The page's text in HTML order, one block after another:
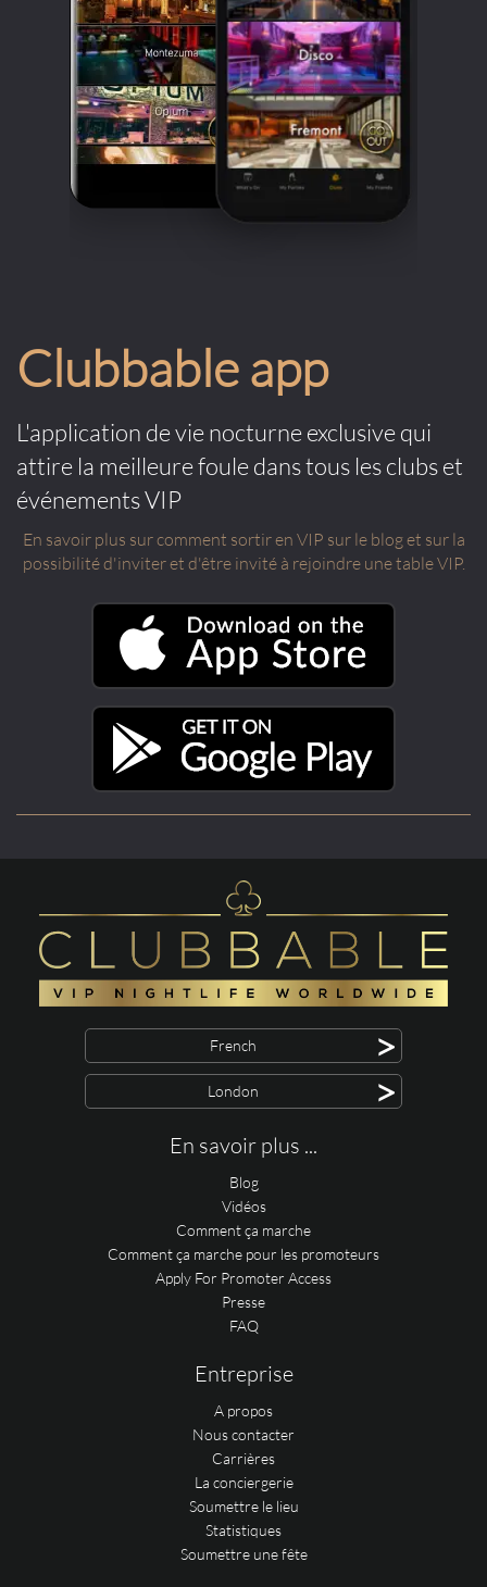
Clubbable app
L'application de vie nocturne exclusive qui
attire la meilleure foule dans tous les clubs et
événements VIP
En savoir plus sur comment sortir en VIP sur le blog et sur la
possibilité d'inviter et d'être invité à rejoindre une table VIP.
French >
London >
En savoir plus ...
Blog
Vidéos
Comment ça marche
Comment ça marche pour les promoteurs
Apply For Promoter Access
Presse
FAQ
Entreprise
A propos
Nous contacter
Carrières
La conciergerie
Soumettre le lieu
Statistiques
Soumettre une fête